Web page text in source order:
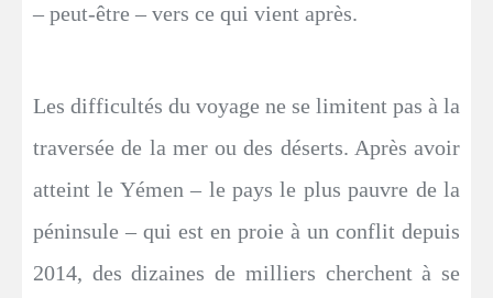
– peut-être – vers ce qui vient après.
Les difficultés du voyage ne se limitent pas à la
traversée de la mer ou des déserts. Après avoir
atteint le Yémen – le pays le plus pauvre de la
péninsule – qui est en proie à un conflit depuis
2014, des dizaines de milliers cherchent à se